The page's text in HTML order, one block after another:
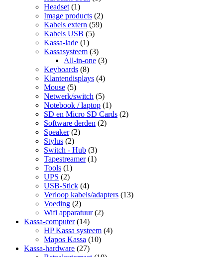
Headset (1)
Image products (2)
Kabels extern (59)
Kabels USB (5)
Kassa-lade (1)
Kassasysteem (3)
All-in-one (3)
Keyboards (8)
Klantendisplays (4)
Mouse (5)
Netwerk/switch (5)
Notebook / laptop (1)
SD en Micro SD Cards (2)
Software derden (2)
Speaker (2)
Stylus (2)
Switch - Hub (3)
Tapestreamer (1)
Tools (1)
UPS (2)
USB-Stick (4)
Verloop kabels/adapters (13)
Voeding (2)
Wifi apparatuur (2)
Kassa-computer (14)
HP Kassa systeem (4)
Mapos Kassa (10)
Kassa-hardware (27)